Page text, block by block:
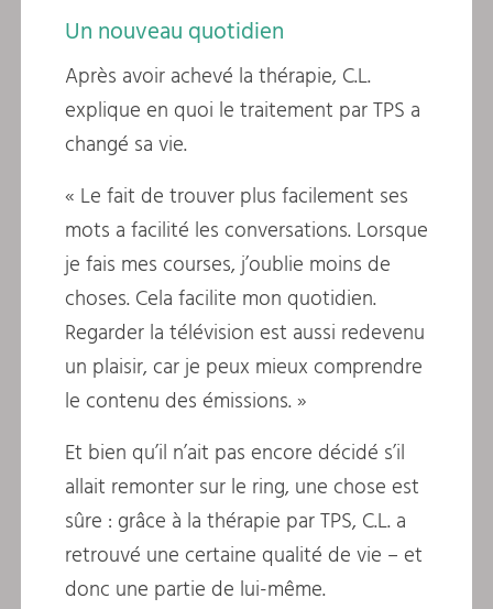
Un nouveau quotidien
Après avoir achevé la thérapie, C.L.
explique en quoi le traitement par TPS a
changé sa vie.
« Le fait de trouver plus facilement ses
mots a facilité les conversations. Lorsque
je fais mes courses, j’oublie moins de
choses. Cela facilite mon quotidien.
Regarder la télévision est aussi redevenu
un plaisir, car je peux mieux comprendre
le contenu des émissions. »
Et bien qu’il n’ait pas encore décidé s’il
allait remonter sur le ring, une chose est
sûre : grâce à la thérapie par TPS, C.L. a
retrouvé une certaine qualité de vie – et
donc une partie de lui-même.